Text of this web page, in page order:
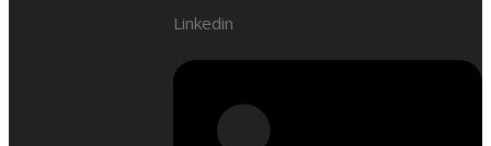
Linkedin